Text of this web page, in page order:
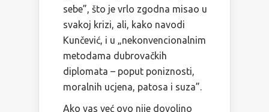
sebe”, što je vrlo zgodna misao u
svakoj krizi, ali, kako navodi
Kunčević, i u „nekonvencionalnim
metodama dubrovačkih
diplomata – poput poniznosti,
moralnih ucjena, patosa i suza”.
Ako vas već ovo nije dovoljno